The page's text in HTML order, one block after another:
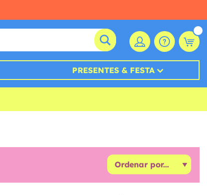
PRESENTES & FESTA